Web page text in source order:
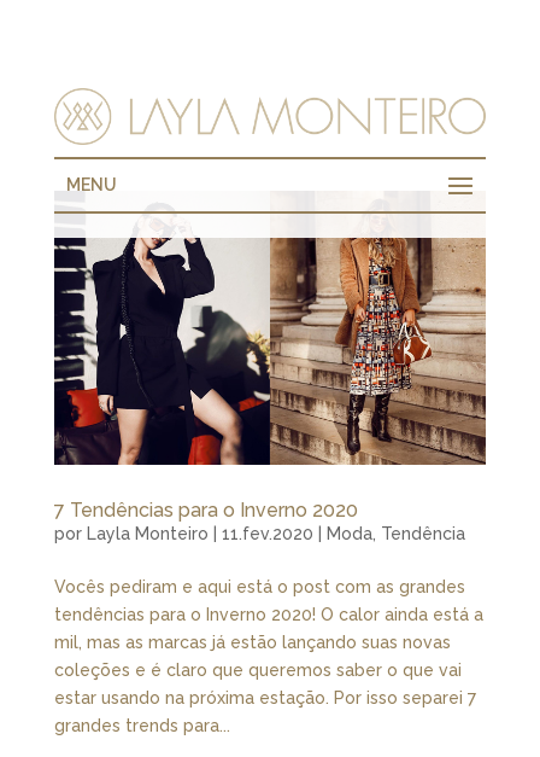
MENU
7 Tendências para o Inverno 2020
por Layla Monteiro 11.fev.2020 Moda, Tendência
Vocês pediram e aqui está o post com as grandes
tendências para o Inverno 2020! O calor ainda está a
mil, mas as marcas já estão lançando suas novas
coleções e é claro que queremos saber o que vai
estar usando na próxima estação. Por isso separei 7
grandes trends para...